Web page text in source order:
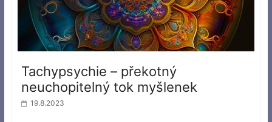
Tachypsychie – překotný
neuchopitelný tok myšlenek
19.8.2023